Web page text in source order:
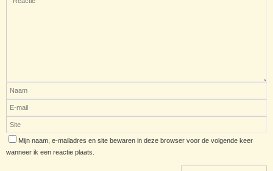
Mijn naam, e-mailadres en site bewaren in deze browser voor de volgende keer
wanneer ik een reactie plaats.